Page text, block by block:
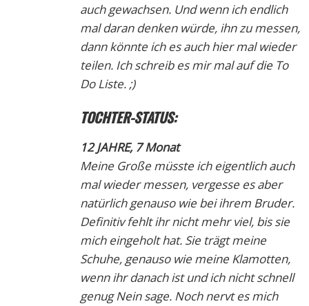
auch gewachsen. Und wenn ich endlich
mal daran denken würde, ihn zu messen,
dann könnte ich es auch hier mal wieder
teilen. Ich schreib es mir mal auf die To
Do Liste. ;)
TOCHTER-STATUS:
12 JAHRE, 7 Monat
Meine Große müsste ich eigentlich auch
mal wieder messen, vergesse es aber
natürlich genauso wie bei ihrem Bruder.
Definitiv fehlt ihr nicht mehr viel, bis sie
mich eingeholt hat. Sie trägt meine
Schuhe, genauso wie meine Klamotten,
wenn ihr danach ist und ich nicht schnell
genug Nein sage. Noch nervt es mich